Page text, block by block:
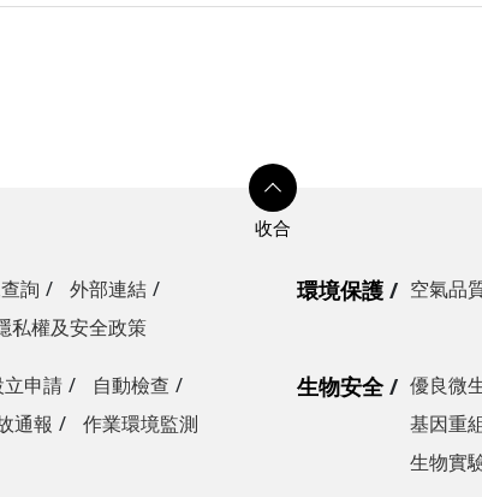
詢
外部連結
私權及安全政策
環境保護 空氣品
申請
自動檢查
通報 作業環境監測
生物安全
優良微
基因重
生物實